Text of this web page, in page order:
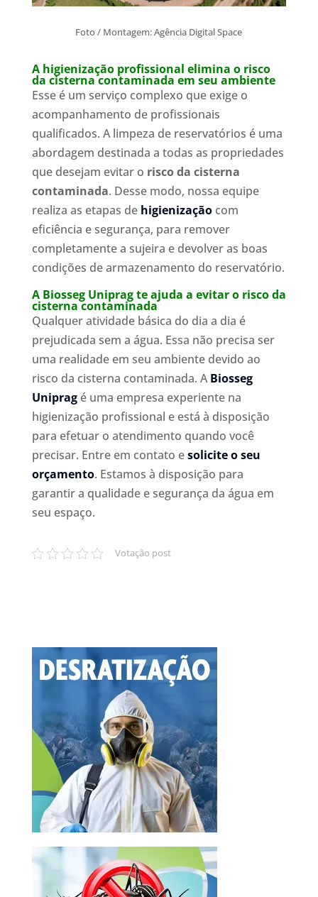
Foto / Montagem: Agência Digital Space
A higienização profissional elimina o risco
da cisterna contaminada em seu ambiente
Esse é um serviço complexo que exige o
acompanhamento de profissionais
qualificados. A limpeza de reservatórios é uma
abordagem destinada a todas as propriedades
que desejam evitar o risco da cisterna
contaminada. Desse modo, nossa equipe
realiza as etapas de higienizaçãocom
eficiência e segurança, para remover
completamente a sujeira e devolver as boas
condições de armazenamento do reservatório.
A Biosseg Uniprag te ajuda a evitar o risco da
cisterna contaminada
Qualquer atividade básica do dia a dia é
prejudicada sem a água. Essa não precisa ser
uma realidade em seu ambiente devido ao
risco da cisterna contaminada. ABiosseg
Unipragé uma empresa experiente na
higienização profissional e está à disposição
para efetuar o atendimento quando você
precisar. Entre em contato esolicite o seu
orçamento. Estamos à disposição para
garantir a qualidade e segurança da água em
seu espaço.
Votação post